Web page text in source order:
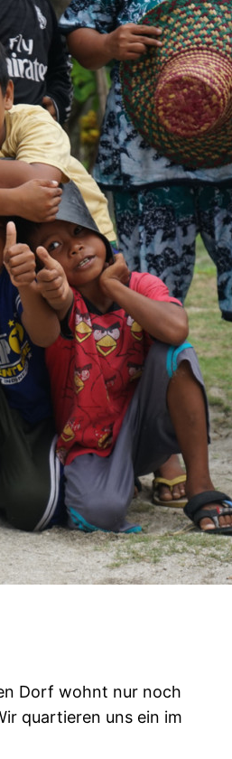
Dorf wohnt nur noch
quartieren uns ein im